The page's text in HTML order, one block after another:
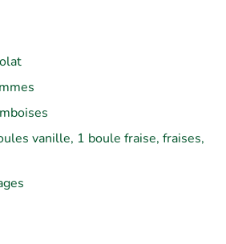
vanille, 1 boule fraise, fraises,